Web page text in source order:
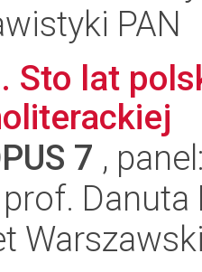
PAN
Sto lat
7 ,
Danuta